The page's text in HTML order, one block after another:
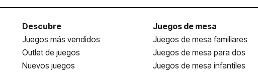
Descubre
Juegos más vendidos
Outlet de juegos
Nuevos juegos
Juegos de mesa
Juegos de mesa familiares
Juegos de mesa para dos
Juegos de mesa infantiles